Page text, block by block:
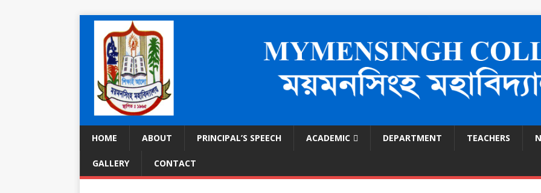
HOME ABOUT PRINCIPAL’S SPEECH ACADEMIC DEPARTMENT TEACHERS
GALLERY CONTACT